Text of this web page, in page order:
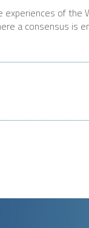
of
a consensus is